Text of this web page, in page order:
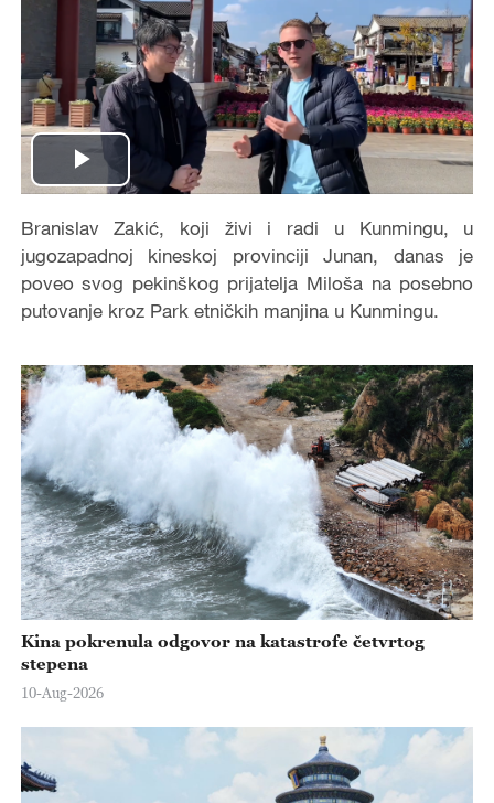
Play
Video
Branislav Zakić, koji živi i radi u Kunmingu, u
jugozapadnoj kineskoj provinciji Junan, danas je
poveo svog pekinškog prijatelja Miloša na posebno
putovanje kroz Park etničkih manjina u Kunmingu.
Kina pokrenula odgovor na katastrofe četvrtog
stepena
10-Aug-2026